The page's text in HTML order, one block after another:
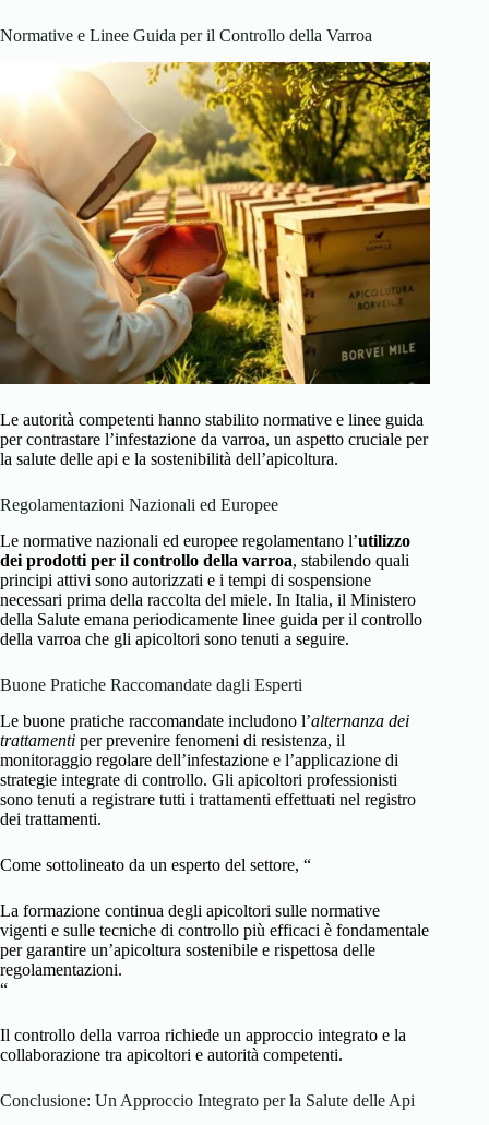
Normative e Linee Guida per il Controllo della Varroa
Le autorità competenti hanno stabilito normative e linee guida
per contrastare l’infestazione da varroa, un aspetto cruciale per
la salute delle api e la sostenibilità dell’apicoltura.
Regolamentazioni Nazionali ed Europee
Le normative nazionali ed europee regolamentano l’utilizzo
dei prodotti per il controllo della varroa, stabilendo quali
principi attivi sono autorizzati e i tempi di sospensione
necessari prima della raccolta del miele. In Italia, il Ministero
della Salute emana periodicamente linee guida per il controllo
della varroa che gli apicoltori sono tenuti a seguire.
Buone Pratiche Raccomandate dagli Esperti
Le buone pratiche raccomandate includono l’alternanza dei
trattamenti per prevenire fenomeni di resistenza, il
monitoraggio regolare dell’infestazione e l’applicazione di
strategie integrate di controllo. Gli apicoltori professionisti
sono tenuti a registrare tutti i trattamenti effettuati nel registro
dei trattamenti.
Come sottolineato da un esperto del settore, “
La formazione continua degli apicoltori sulle normative
vigenti e sulle tecniche di controllo più efficaci è fondamentale
per garantire un’apicoltura sostenibile e rispettosa delle
regolamentazioni.
“
Il controllo della varroa richiede un approccio integrato e la
collaborazione tra apicoltori e autorità competenti.
Conclusione: Un Approccio Integrato per la Salute delle Api